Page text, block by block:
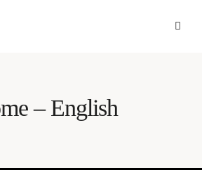
– English